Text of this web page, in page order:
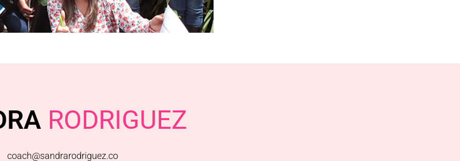
RODRIGUEZ
coach@sandrarodriguez.co